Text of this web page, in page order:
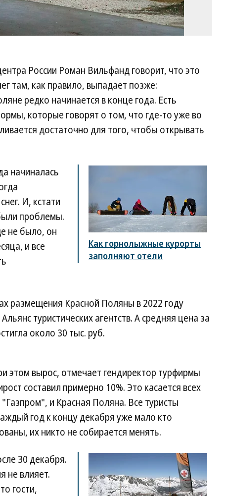
России Роман Вильфанд говорит, что это
там, как правило, выпадает позже:
редко начинается в конце года. Есть
которые говорят о том, что где-то уже во
достаточно для того, чтобы открывать
Как горнолыжные курорты
заполняют отели
начиналась
И, кстати
проблемы.
не было, он
и все
размещения Красной Поляны в 2022 году
туристических агентств. А средняя цена за
около 30 тыс. руб.
этом вырос, отмечает гендиректор турфирмы
составил примерно 10%. Это касается всех
и Красная Поляна. Все туристы
год к концу декабря уже мало кто
их никто не собирается менять.
30 декабря.
не влияет.
гости,